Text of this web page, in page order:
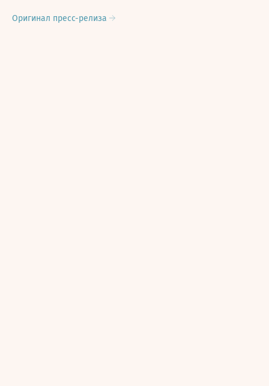
Оригинал пресс-релиза